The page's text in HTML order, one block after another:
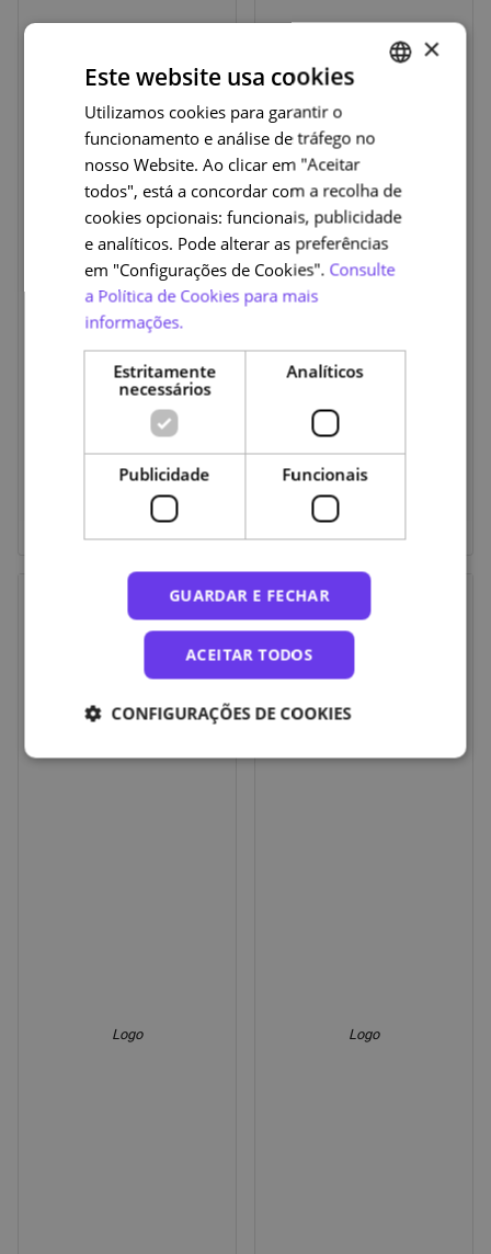
Logo Logo
ENGLISH
×
Este website usa cookies
Utilizamos cookies para garantir o
funcionamento e análise de tráfego no
nosso Website. Ao clicar em "Aceitar
todos", está a concordar com a recolha de
cookies opcionais: funcionais, publicidade
e analíticos. Pode alterar as preferências
em "Configurações de Cookies". Consulte
a Política de Cookies para mais
informações.
Estritamente
necessários
Analíticos
Publicidade Funcionais
GUARDAR E FECHAR
ACEITAR TODOS
CONFIGURAÇÕES DE COOKIES